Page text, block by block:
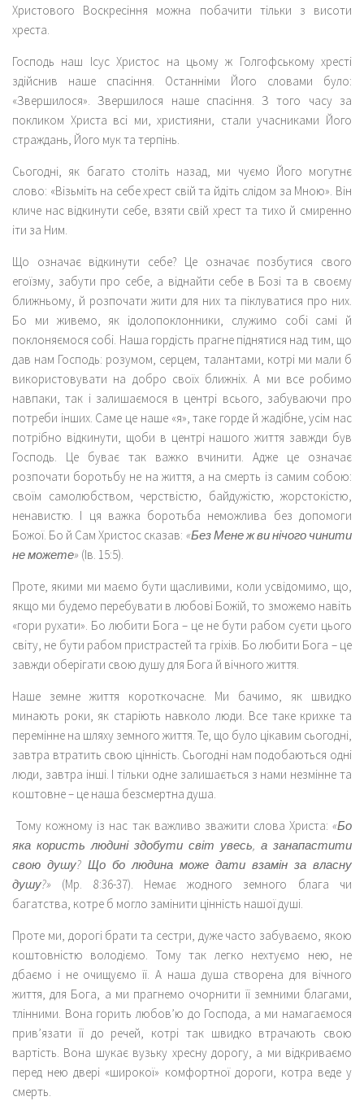
Христового Воскресіння можна побачити тільки з висоти
хреста.
Господь наш Ісус Христос на цьому ж Голгофському хресті
здійснив наше спасіння. Останніми Його словами було:
«Звершилося». Звершилося наше спасіння. З того часу за
покликом Христа всі ми, християни, стали учасниками Його
страждань, Його мук та терпінь.
Сьогодні, як багато століть назад, ми чуємо Його могутнє
слово: «Візьміть на себе хрест свій та йдіть слідом за Мною». Він
кличе нас відкинути себе, взяти свій хрест та тихо й смиренно
іти за Ним.
Що означає відкинути себе? Це означає позбутися свого
егоїзму, забути про себе, а віднайти себе в Бозі та в своєму
ближньому, й розпочати жити для них та піклуватися про них.
Бо ми живемо, як ідолопоклонники, служимо собі самі й
поклоняємося собі. Наша гордість прагне піднятися над тим, що
дав нам Господь: розумом, серцем, талантами, котрі ми мали б
використовувати на добро своїх ближніх. А ми все робимо
навпаки, так і залишаємося в центрі всього, забуваючи про
потреби інших. Саме це наше «я», таке горде й жадібне, усім нас
потрібно відкинути, щоби в центрі нашого життя завжди був
Господь. Це буває так важко вчинити. Адже це означає
розпочати боротьбу не на життя, а на смерть із самим собою:
своїм самолюбством, черствістю, байдужістю, жорстокістю,
ненавистю. І ця важка боротьба неможлива без допомоги
Божої. Бо й Сам Христос сказав: «Без Мене ж ви нічого чинити
не можете» (Ів. 15:5).
Проте, якими ми маємо бути щасливими, коли усвідомимо, що,
якщо ми будемо перебувати в любові Божій, то зможемо навіть
«гори рухати». Бо любити Бога – це не бути рабом суєти цього
світу, не бути рабом пристрастей та гріхів. Бо любити Бога – це
завжди оберігати свою душу для Бога й вічного життя.
Наше земне життя короткочасне. Ми бачимо, як швидко
минають роки, як старіють навколо люди. Все таке крихке та
перемінне на шляху земного життя. Те, що було цікавим сьогодні,
завтра втратить свою цінність. Сьогодні нам подобаються одні
люди, завтра інші. І тільки одне залишається з нами незмінне та
коштовне – це наша безсмертна душа.
Тому кожному із нас так важливо зважити слова Христа: «Бо
яка користь людині здобути світ увесь, а занапастити
свою душу? Що бо людина може дати взамін за власну
душу?» (Мр. 8:36-37). Немає жодного земного блага чи
багатства, котре б могло замінити цінність нашої душі.
Проте ми, дорогі брати та сестри, дуже часто забуваємо, якою
коштовністю володіємо. Тому так легко нехтуємо нею, не
дбаємо і не очищуємо її. А наша душа створена для вічного
життя, для Бога, а ми прагнемо очорнити її земними благами,
тлінними. Вона горить любов’ю до Господа, а ми намагаємося
прив’язати її до речей, котрі так швидко втрачають свою
вартість. Вона шукає вузьку хресну дорогу, а ми відкриваємо
перед нею двері «широкої» комфортної дороги, котра веде у
смерть.